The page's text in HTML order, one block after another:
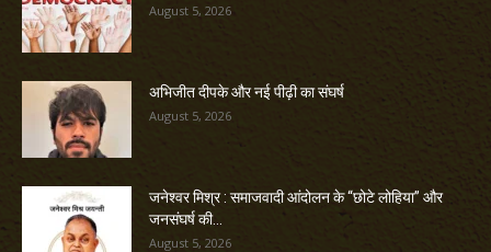
August 5, 2026
अभिजीत दीपके और नई पीढ़ी का संघर्ष
August 5, 2026
जनेश्वर मिश्र : समाजवादी आंदोलन के “छोटे लोहिया” और
जनसंघर्ष की...
August 5, 2026